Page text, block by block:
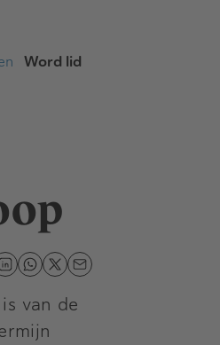
Word lid
van de